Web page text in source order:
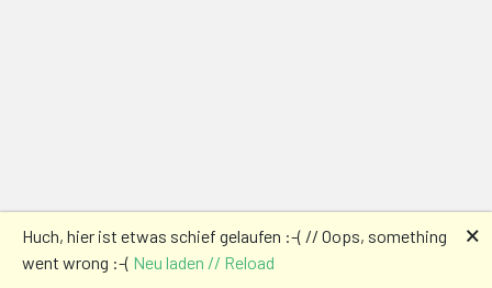
Huch, hier ist etwas schief gelaufen :-( // Oops, something
went wrong :-( Neu laden // Reload
🗙